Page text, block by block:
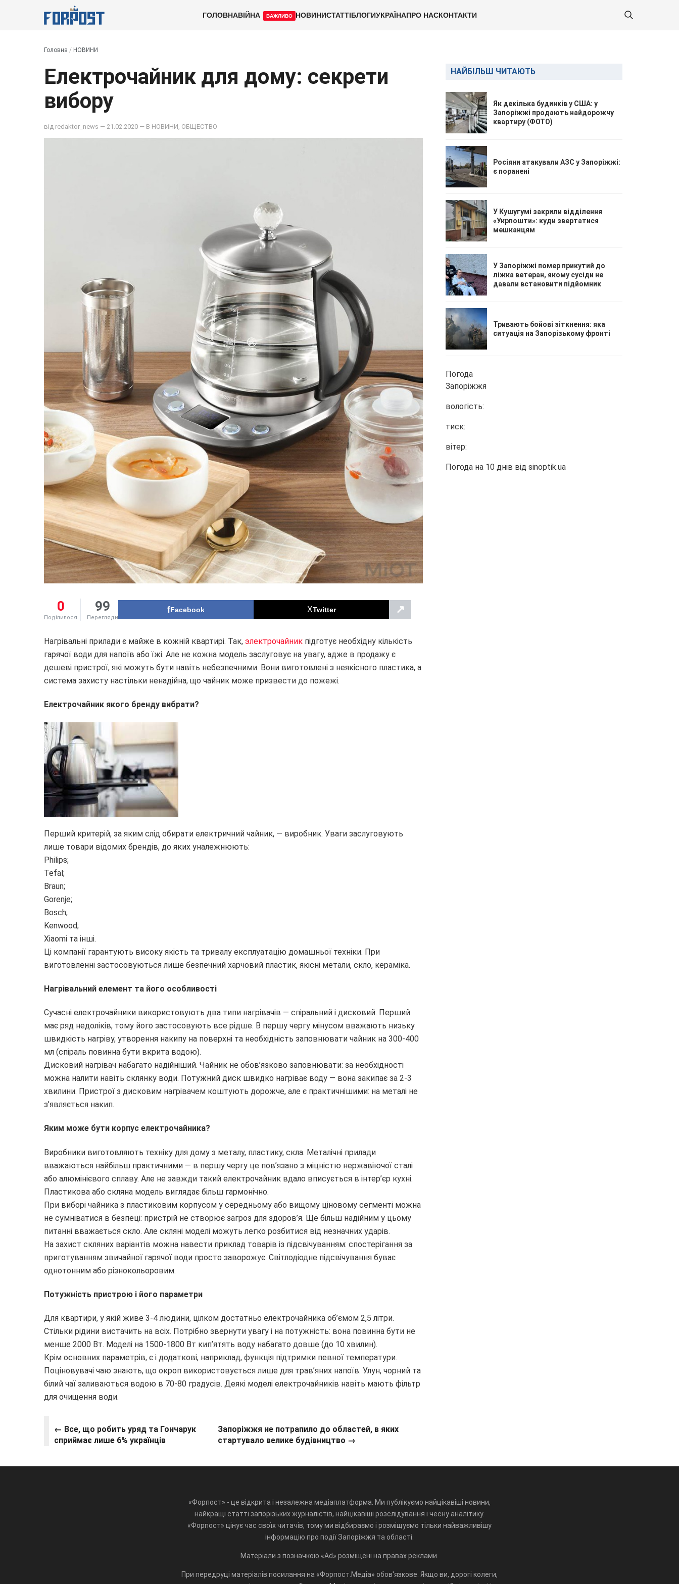
ГОЛОВНАВІЙНА ВАЖЛИВО НОВИНИСТАТТІБЛОГИУКРАЇНАПРО НАСКОНТАКТИ
Головна / НОВИНИ
Електрочайник для дому: секрети
вибору
від redaktor_news — 21.02.2020 — В НОВИНИ ОБЩЕСТВО
0
Поділилося
99
Перегляди
Facebook Twitter ↗
Нагрівальні прилади є майже в кожній квартирі. Так, электрочайник підготує необхідну кількість
гарячої води для напоїв або їжі. Але не кожна модель заслуговує на увагу, адже в продажу є
дешеві пристрої, які можуть бути навіть небезпечними. Вони виготовлені з неякісного пластика, а
система захисту настільки ненадійна, що чайник може призвести до пожежі.
Електрочайник якого бренду вибрати?
Перший критерій, за яким слід обирати електричний чайник, — виробник. Уваги заслуговують
лише товари відомих брендів, до яких уналежнюють:
Philips;
Tefal;
Braun;
Gorenje;
Bosch;
Kenwood;
Xiaomi та інші.
Ці компанії гарантують високу якість та тривалу експлуатацію домашньої техніки. При
виготовленні застосовуються лише безпечний харчовий пластик, якісні метали, скло, кераміка.
Нагрівальний елемент та його особливості
Сучасні електрочайники використовують два типи нагрівачів — спіральний і дисковий. Перший
має ряд недоліків, тому його застосовують все рідше. В першу чергу мінусом вважають низьку
швидкість нагріву, утворення накипу на поверхні та необхідність заповнювати чайник на 300-400
мл (спіраль повинна бути вкрита водою).
Дисковий нагрівач набагато надійніший. Чайник не обов’язково заповнювати: за необхідності
можна налити навіть склянку води. Потужний диск швидко нагріває воду — вона закипає за 2-3
хвилини. Пристрої з дисковим нагрівачем коштують дорожче, але є практичнішими: на металі не
з’являється накип.
Яким може бути корпус електрочайника?
Виробники виготовляють техніку для дому з металу, пластику, скла. Металічні прилади
вважаються найбільш практичними — в першу чергу це пов’язано з міцністю нержавіючої сталі
або алюмінієвого сплаву. Але не завжди такий електрочайник вдало вписується в інтер’єр кухні.
Пластикова або скляна модель виглядає більш гармонічно.
При виборі чайника з пластиковим корпусом у середньому або вищому ціновому сегменті можна
не сумніватися в безпеці: пристрій не створює загроз для здоров’я. Ще більш надійним у цьому
питанні вважається скло. Але скляні моделі можуть легко розбитися від незначних ударів.
На захист скляних варіантів можна навести приклад товарів із підсвічуванням: спостерігання за
приготуванням звичайної гарячої води просто заворожує. Світлодіодне підсвічування буває
однотонним або різнокольоровим.
Потужність пристрою і його параметри
Для квартири, у якій живе 3-4 людини, цілком достатньо електрочайника об’ємом 2,5 літри.
Стільки рідини вистачить на всіх. Потрібно звернути увагу і на потужність: вона повинна бути не
менше 2000 Вт. Моделі на 1500-1800 Вт кип’ятять воду набагато довше (до 10 хвилин).
Крім основних параметрів, є і додаткові, наприклад, функція підтримки певної температури.
Поціновувачі чаю знають, що окроп використовується лише для трав’яних напоїв. Улун, чорний та
білий чаї заливаються водою в 70-80 градусів. Деякі моделі електрочайників навіть мають фільтр
для очищення води.
← Все, що робить уряд та Гончарук
сприймає лише 6% українців
Запоріжжя не потрапило до областей, в яких
стартувало велике будівництво →
НАЙБІЛЬШ ЧИТАЮТЬ
Як декілька будинків у США: у
Запоріжжі продають найдорожчу
квартиру (ФОТО)
Росіяни атакували АЗС у Запоріжжі:
є поранені
У Кушугумі закрили відділення
«Укрпошти»: куди звертатися
мешканцям
У Запоріжжі помер прикутий до
ліжка ветеран, якому сусіди не
давали встановити підйомник
Тривають бойові зіткнення: яка
ситуація на Запорізькому фронті
Погода
Запоріжжя
вологість:
тиск:
вітер:
Погода на 10 днів від sinoptik.ua
«Форпост» - це відкрита і незалежна медіаплатформа. Ми публікуємо найцікавіші новини,
найкращі статті запорізьких журналістів, найцікавіші розслідування і чесну аналітику.
«Форпост» цінує час своїх читачів, тому ми відбираємо і розміщуємо тільки найважливішу
інформацію про події Запоріжжя та області.
Матеріали з позначкою «Ad» розміщені на правах реклами.
При передруці матеріалів посилання на «Форпост.Медіа» обов'язкове. Якщо ви, дорогі колеги,